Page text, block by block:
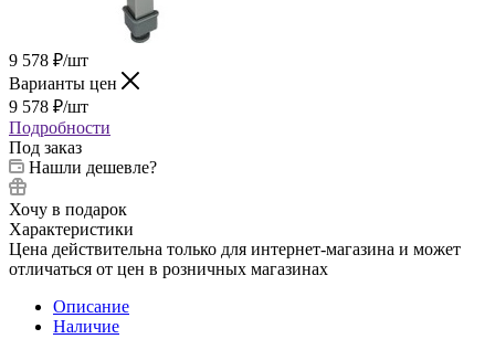
9 578 ₽/шт
Варианты цен
9 578 ₽/шт
Подробности
Под заказ
Нашли дешевле?
Хочу в подарок
Характеристики
Цена действительна только для интернет-магазина и может
отличаться от цен в розничных магазинах
Описание
Наличие